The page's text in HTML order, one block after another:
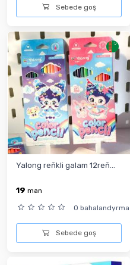
Sebede goş
Yalong reňkli galam 12reň...
19 man
0 bahalandyrma
Sebede goş